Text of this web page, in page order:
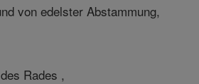
von edelster Abstammung,
Rades ,